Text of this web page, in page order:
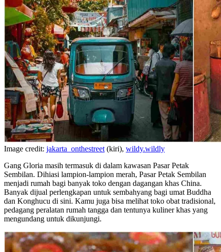
Image credit: jakarta_onthestreet (kiri), wildy.wildly
Gang Gloria masih termasuk di dalam kawasan Pasar Petak
Sembilan. Dihiasi lampion-lampion merah, Pasar Petak Sembilan
menjadi rumah bagi banyak toko dengan dagangan khas China.
Banyak dijual perlengkapan untuk sembahyang bagi umat Buddha
dan Konghucu di sini. Kamu juga bisa melihat toko obat tradisional,
pedagang peralatan rumah tangga dan tentunya kuliner khas yang
mengundang untuk dikunjungi.